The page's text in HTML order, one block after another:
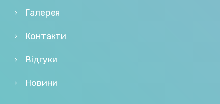
Галерея
Контакти
Відгуки
Новини